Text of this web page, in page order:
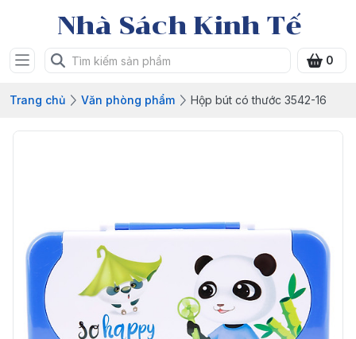
Nhà Sách Kinh Tế
0
Trang chủ Văn phòng phẩm Hộp bút có thước 3542-16